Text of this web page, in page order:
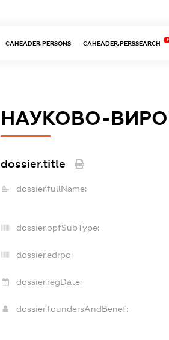
CAHEADER.PERSONS CAHEADER.PERSSEARCH
НАУКОВО-
dossier.title
dossier.fullName:
dossier.opfSubType:
dossier.edrpo:
dossier.regDate:
dossier.foundersAndBenef: